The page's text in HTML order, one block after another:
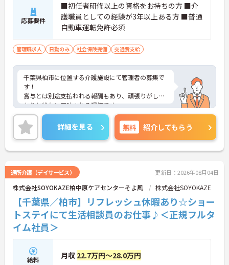
応募要件
■初任者研修以上の資格をお持ちの方 ■介
護職員としての経験が3年以上ある方 ■普通
自動車運転免許必須
管理職求人 日勤のみ 社会保険完備 交通費支給
千葉県柏市に位置する介護施設にて管理者の募集で
す！
賞与とは別途支払われる報酬もあり、頑張りがしっ
かりと給与に反映される環境です。
ご興味ある方には、面接対策ポイントなど、さらに
詳細をお話しいたしますのでお気軽にご相談くださ
い！
詳細を見る 無料 紹介してもらう
通所介護（デイサービス） 更新日：2026年08月04日
株式会社SOYOKAZE柏中原ケアセンターそよ風 株式会社SOYOKAZE
【千葉県／柏市】リフレッシュ休暇あり☆ショー
トステイにて生活相談員のお仕事♪＜正規フルタ
イム社員＞
給料 月収 22.7万円～28.0万円